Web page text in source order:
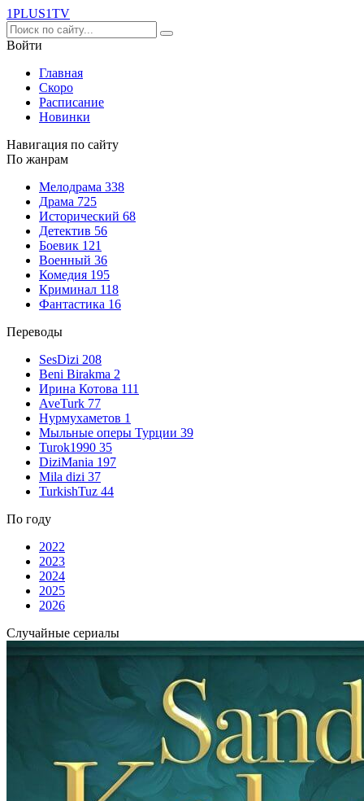
1PLUS1TV
Войти
Главная
Скоро
Расписание
Новинки
Навигация по сайту
По жанрам
Мелодрама 338
Драма 725
Исторический 68
Детектив 56
Боевик 121
Военный 36
Комедия 195
Криминал 118
Фантастика 16
Переводы
SesDizi 208
Beni Birakma 2
Ирина Котова 111
AveTurk 77
Нурмухаметов 1
Мыльные оперы Турции 39
Turok1990 35
DiziMania 197
Mila dizi 37
TurkishTuz 44
По году
2022
2023
2024
2025
2026
Случайные сериалы